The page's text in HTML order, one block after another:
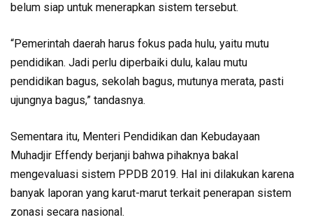
belum siap untuk menerapkan sistem tersebut.
“Pemerintah daerah harus fokus pada hulu, yaitu mutu
pendidikan. Jadi perlu diperbaiki dulu, kalau mutu
pendidikan bagus, sekolah bagus, mutunya merata, pasti
ujungnya bagus,” tandasnya.
Sementara itu, Menteri Pendidikan dan Kebudayaan
Muhadjir Effendy berjanji bahwa pihaknya bakal
mengevaluasi sistem PPDB 2019. Hal ini dilakukan karena
banyak laporan yang karut-marut terkait penerapan sistem
zonasi secara nasional.